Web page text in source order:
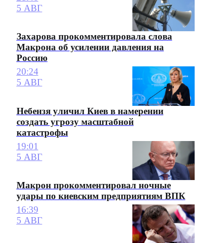
5 АВГ
Захарова прокомментировала слова
Макрона об усилении давления на
Россию
20:24
5 АВГ
Небензя уличил Киев в намерении
создать угрозу масштабной
катастрофы
19:01
5 АВГ
Макрон прокомментировал ночные
удары по киевским предприятиям ВПК
16:39
5 АВГ